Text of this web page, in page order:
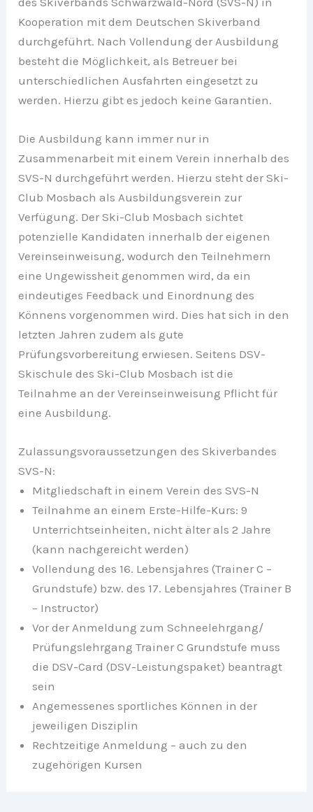
Kooperation mit dem Deutschen Skiverband
durchgeführt. Nach Vollendung der Ausbildung
besteht die Möglichkeit, als Betreuer bei
unterschiedlichen Ausfahrten eingesetzt zu
werden. Hierzu gibt es jedoch keine Garantien.
Die Ausbildung kann immer nur in
Zusammenarbeit mit einem Verein innerhalb des
SVS-N durchgeführt werden. Hierzu steht der Ski-
Club Mosbach als Ausbildungsverein zur
Verfügung. Der Ski-Club Mosbach sichtet
potenzielle Kandidaten innerhalb der eigenen
Vereinseinweisung, wodurch den Teilnehmern
eine Ungewissheit genommen wird, da ein
eindeutiges Feedback und Einordnung des
Könnens vorgenommen wird. Dies hat sich in den
letzten Jahren zudem als gute
Prüfungsvorbereitung erwiesen. Seitens DSV-
Skischule des Ski-Club Mosbach ist die
Teilnahme an der Vereinseinweisung Pflicht für
eine Ausbildung.
Zulassungsvoraussetzungen des Skiverbandes
SVS-N:
Mitgliedschaft in einem Verein des SVS-N
Teilnahme an einem Erste-Hilfe-Kurs: 9
Unterrichtseinheiten, nicht älter als 2 Jahre
(kann nachgereicht werden)
Vollendung des 16. Lebensjahres (Trainer C –
Grundstufe) bzw. des 17. Lebensjahres (Trainer B
– Instructor)
Vor der Anmeldung zum Schneelehrgang/
Prüfungslehrgang Trainer C Grundstufe muss
die DSV-Card (DSV-Leistungspaket) beantragt
sein
Angemessenes sportliches Können in der
jeweiligen Disziplin
Rechtzeitige Anmeldung – auch zu den
zugehörigen Kursen